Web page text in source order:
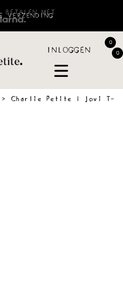
BETALEN MET
INLOGGEN
0
0
› Charlie Petite | Jovi T-